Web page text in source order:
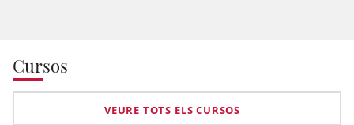
Cursos
VEURE TOTS ELS CURSOS